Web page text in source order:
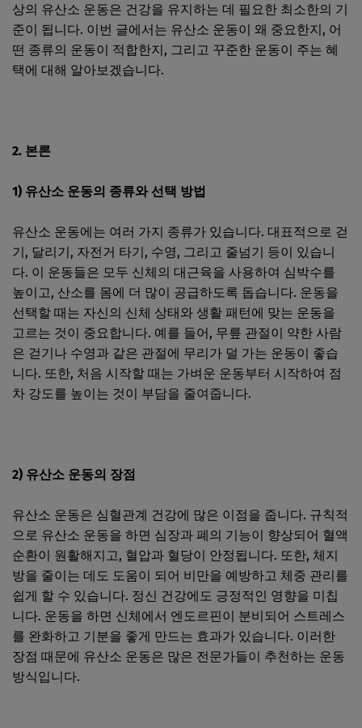
상의 유산소 운동은 건강을 유지하는 데 필요한 최소한의 기
준이 됩니다. 이번 글에서는 유산소 운동이 왜 중요한지, 어
떤 종류의 운동이 적합한지, 그리고 꾸준한 운동이 주는 혜
택에 대해 알아보겠습니다.
2. 본론
1) 유산소 운동의 종류와 선택 방법
유산소 운동에는 여러 가지 종류가 있습니다. 대표적으로 걷
기, 달리기, 자전거 타기, 수영, 그리고 줄넘기 등이 있습니
다. 이 운동들은 모두 신체의 대근육을 사용하여 심박수를
높이고, 산소를 몸에 더 많이 공급하도록 돕습니다. 운동을
선택할 때는 자신의 신체 상태와 생활 패턴에 맞는 운동을
고르는 것이 중요합니다. 예를 들어, 무릎 관절이 약한 사람
은 걷기나 수영과 같은 관절에 무리가 덜 가는 운동이 좋습
니다. 또한, 처음 시작할 때는 가벼운 운동부터 시작하여 점
차 강도를 높이는 것이 부담을 줄여줍니다.
2) 유산소 운동의 장점
유산소 운동은 심혈관계 건강에 많은 이점을 줍니다. 규칙적
으로 유산소 운동을 하면 심장과 폐의 기능이 향상되어 혈액
순환이 원활해지고, 혈압과 혈당이 안정됩니다. 또한, 체지
방을 줄이는 데도 도움이 되어 비만을 예방하고 체중 관리를
쉽게 할 수 있습니다. 정신 건강에도 긍정적인 영향을 미칩
니다. 운동을 하면 신체에서 엔도르핀이 분비되어 스트레스
를 완화하고 기분을 좋게 만드는 효과가 있습니다. 이러한
장점 때문에 유산소 운동은 많은 전문가들이 추천하는 운동
방식입니다.